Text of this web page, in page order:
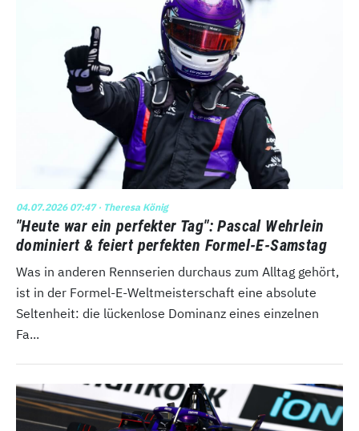
04.07.2026 07:47· Theresa König
"Heute war ein perfekter Tag": Pascal Wehrlein
dominiert & feiert perfekten Formel-E-Samstag
Was in anderen Rennserien durchaus zum Alltag gehört,
ist in der Formel-E-Weltmeisterschaft eine absolute
Seltenheit: die lückenlose Dominanz eines einzelnen
Fa...